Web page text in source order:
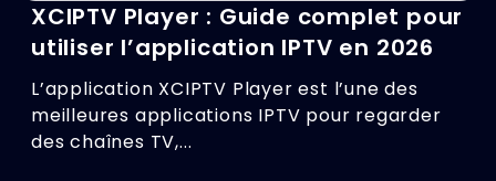
XCIPTV Player : Guide complet pour
utiliser l’application IPTV en 2026
L’application XCIPTV Player est l’une des
meilleures applications IPTV pour regarder
des chaînes TV,...